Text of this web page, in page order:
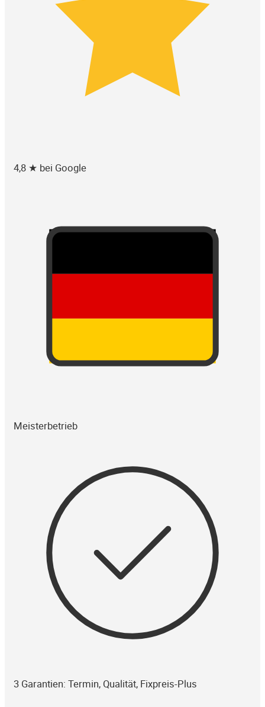
4,8 ★ bei Google
Meisterbetrieb
3 Garantien: Termin, Qualität, Fixpreis-Plus